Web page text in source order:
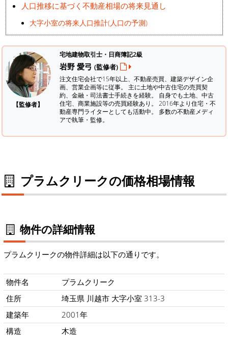
人口推移に基づく不動産相場の将来見通し
大字小室の将来人口推計(人口の予測)
【監修者】
宅地建物取引士・日商簿記2級
岩野 愛弓 (監修者)
注文住宅会社で15年以上、不動産売買、建築デザイン企
画、営業企画等に従事。 主に土地や中古住宅の売買契
約、金融・司法書士手続きを経験。 自身でも土地、中古
住宅、商業施設等の売買経験あり。 2016年より住宅・不
動産専門ライターとしても活動中。 多数の不動産メディ
アで執筆・監修。
プラムクリークの価格相場情報
物件の詳細情報
プラムクリークの物件詳細は以下の通りです。
物件名
プラムクリーク
住所
埼玉県 川越市 大字小室 313-3
建築年
2001年
構造
木造